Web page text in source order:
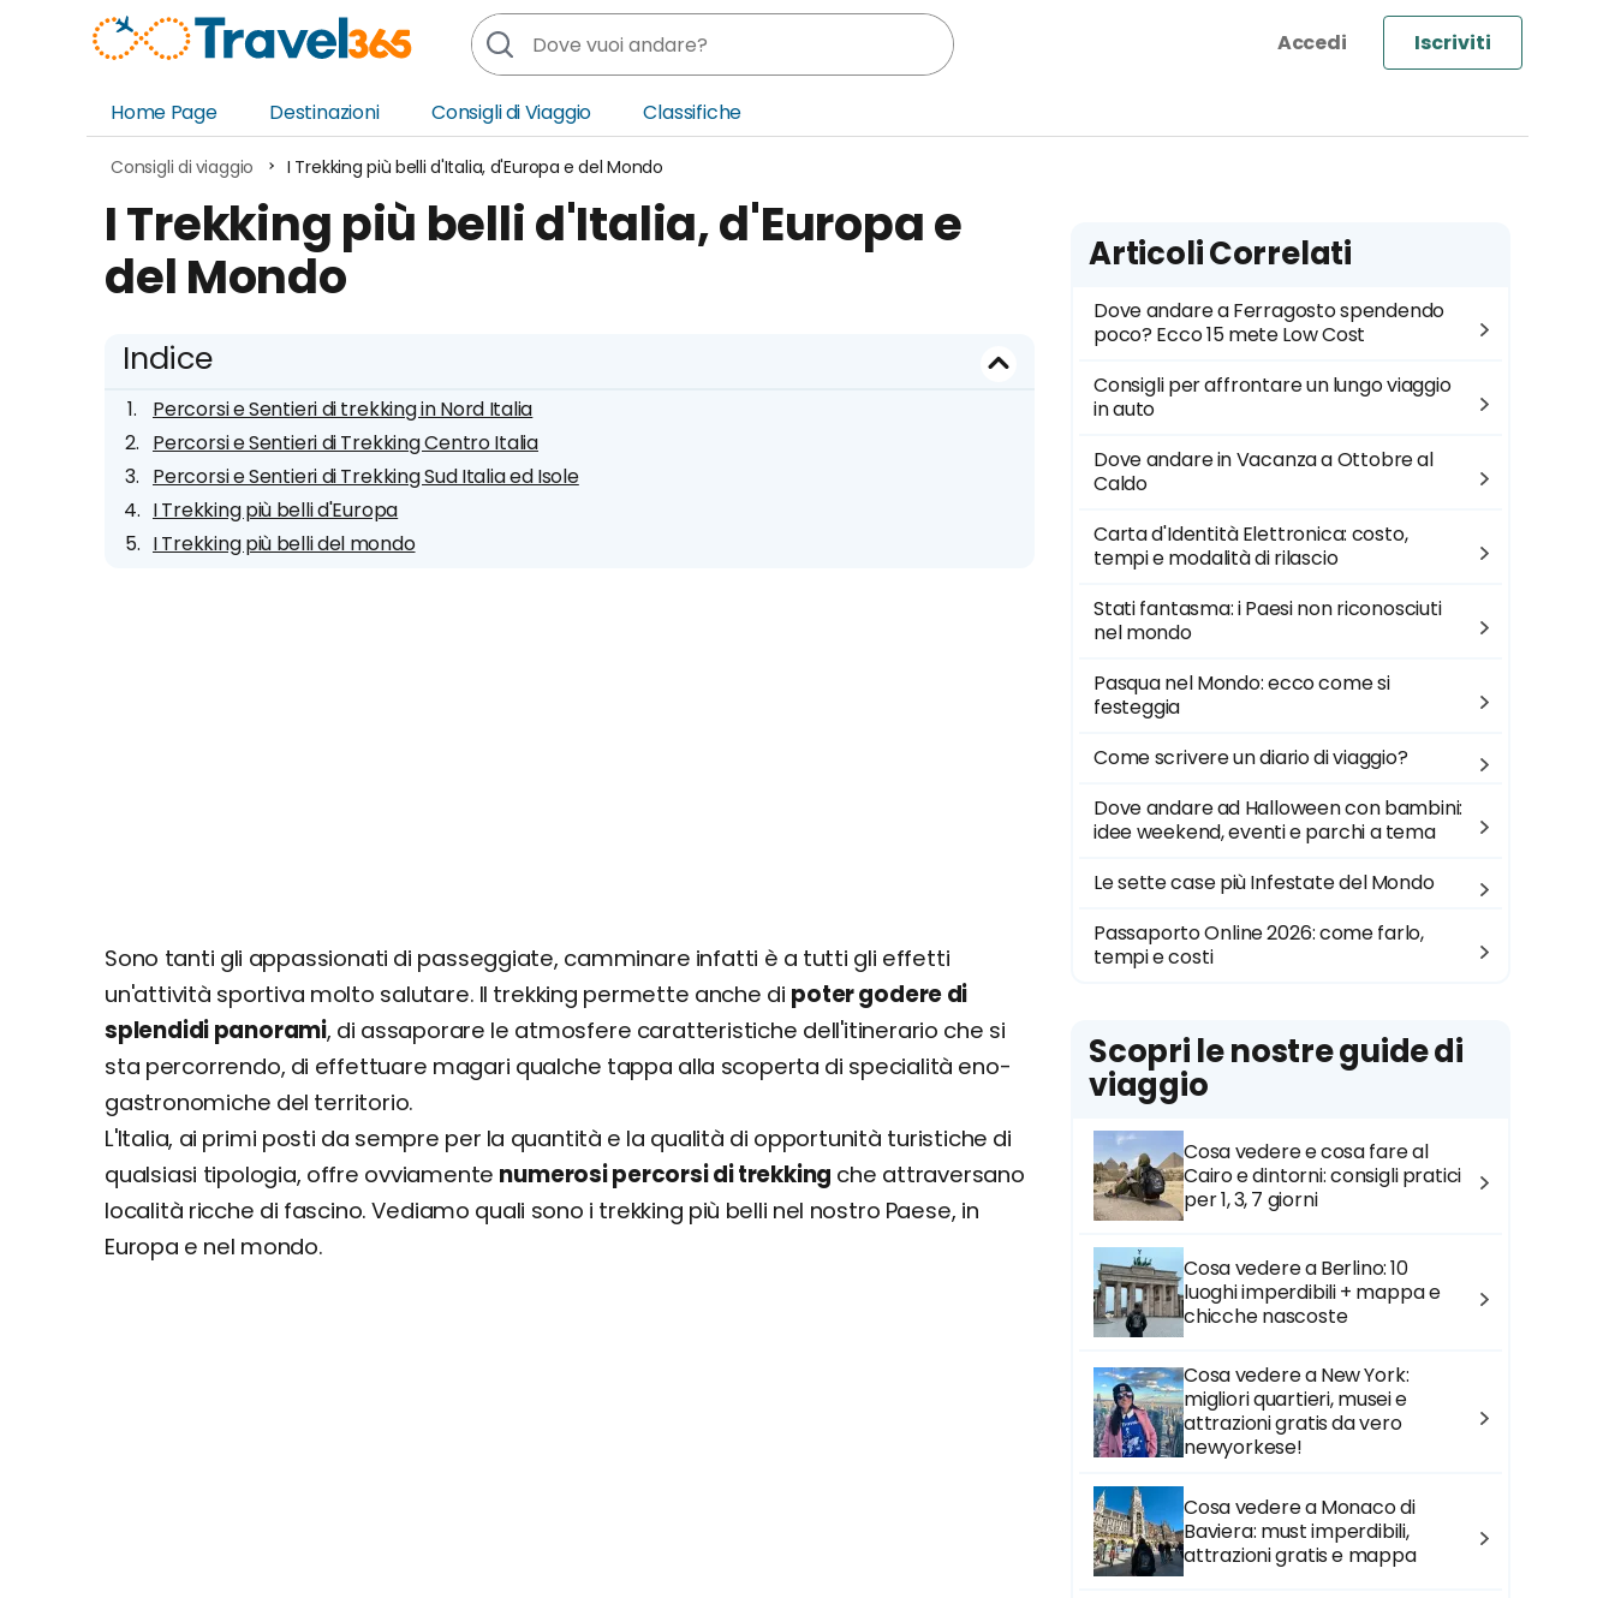
Iscriviti
Home Page
Destinazioni
Africa
Asia
Oceania
Nord America
America Centrale
Sud America
Consigli di Viaggio Classifiche
Consigli di viaggio I Trekking più belli d'Italia, d'Europa e del Mondo
I Trekking più belli d'Italia, d'Europa e
del Mondo
Indice
Percorsi e Sentieri di trekking in Nord Italia
Percorsi e Sentieri di Trekking Centro Italia
Percorsi e Sentieri di Trekking Sud Italia ed Isole
I Trekking più belli d'Europa
I Trekking più belli del mondo
Sono tanti gli appassionati di passeggiate, camminare infatti è a tutti gli effetti
un'attività sportiva molto salutare. Il trekking permette anche di poter godere di
splendidi panorami, di assaporare le atmosfere caratteristiche dell'itinerario che si
sta percorrendo, di effettuare magari qualche tappa alla scoperta di specialità eno-
gastronomiche del territorio.
L'Italia, ai primi posti da sempre per la quantità e la qualità di opportunità turistiche di
qualsiasi tipologia, offre ovviamente numerosi percorsi di trekking che attraversano
località ricche di fascino. Vediamo quali sono i trekking più belli nel nostro Paese, in
Europa e nel mondo.
Articoli Correlati
Dove andare a Ferragosto spendendo
poco? Ecco 15 mete Low Cost
Consigli per affrontare un lungo viaggio
in auto
Dove andare in Vacanza a Ottobre al
Caldo
Carta d'Identità Elettronica: costo,
tempi e modalità di rilascio
Stati fantasma: i Paesi non riconosciuti
nel mondo
Pasqua nel Mondo: ecco come si
festeggia
Come scrivere un diario di viaggio?
Dove andare ad Halloween con bambini:
idee weekend, eventi e parchi a tema
Le sette case più Infestate del Mondo
Passaporto Online 2026: come farlo,
tempi e costi
Scopri le nostre guide di
viaggio
Cosa vedere e cosa fare al
Cairo e dintorni: consigli pratici
per 1, 3, 7 giorni
Cosa vedere a Berlino: 10
luoghi imperdibili + mappa e
chicche nascoste
Cosa vedere a New York:
migliori quartieri, musei e
attrazioni gratis da vero
newyorkese!
Cosa vedere a Monaco di
Baviera: must imperdibili,
attrazioni gratis e mappa